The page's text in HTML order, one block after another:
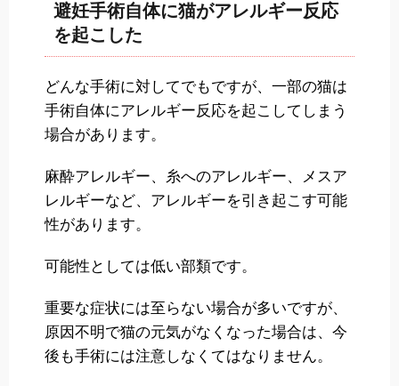
避妊手術自体に猫がアレルギー反応
を起こした
どんな手術に対してでもですが、一部の猫は
手術自体にアレルギー反応を起こしてしまう
場合があります。
麻酔アレルギー、糸へのアレルギー、メスア
レルギーなど、アレルギーを引き起こす可能
性があります。
可能性としては低い部類です。
重要な症状には至らない場合が多いですが、
原因不明で猫の元気がなくなった場合は、今
後も手術には注意しなくてはなりません。